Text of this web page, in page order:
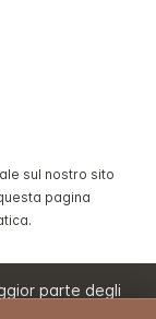
sul nostro sito
pagina
parte degli